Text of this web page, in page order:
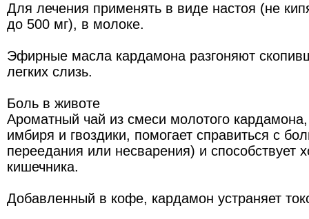
Для лечения применять в виде настоя (не
до 500 мг), в молоке.
Эфирные масла кардамона разгоняют
легких слизь.
Боль в животе
Ароматный чай из смеси молотого кардамона,
имбиря и гвоздики, помогает справиться с
переедания или несварения) и способствует
кишечника.
Добавленный в кофе, кардамон устраняет